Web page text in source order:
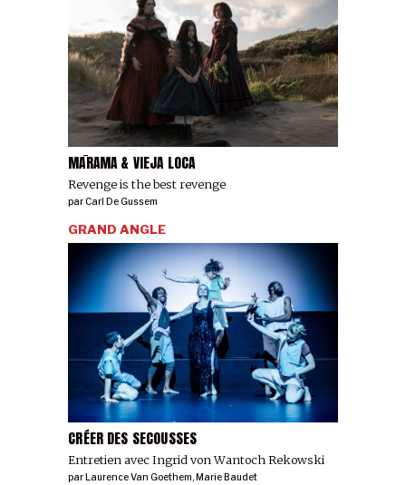
MĀRAMA & VIEJA LOCA
Revenge is the best revenge
parCarl De Gussem
CRÉER DES SECOUSSES
Entretien avec Ingrid von Wantoch Rekowski
GRAND ANGLE
par Laurence Van Goethem, Marie Baudet